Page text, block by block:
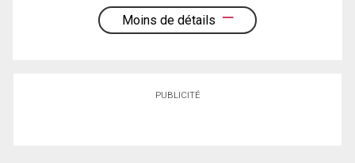
Moins de détails
PUBLICITÉ